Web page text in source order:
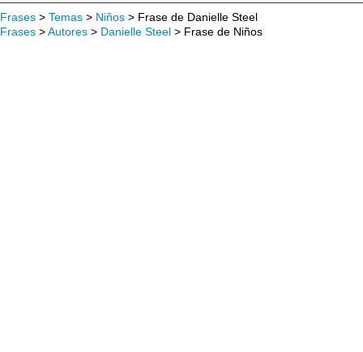
Frases > Temas > Niños > Frase de Danielle Steel
Frases >Autores > Danielle Steel > Frase de Niños